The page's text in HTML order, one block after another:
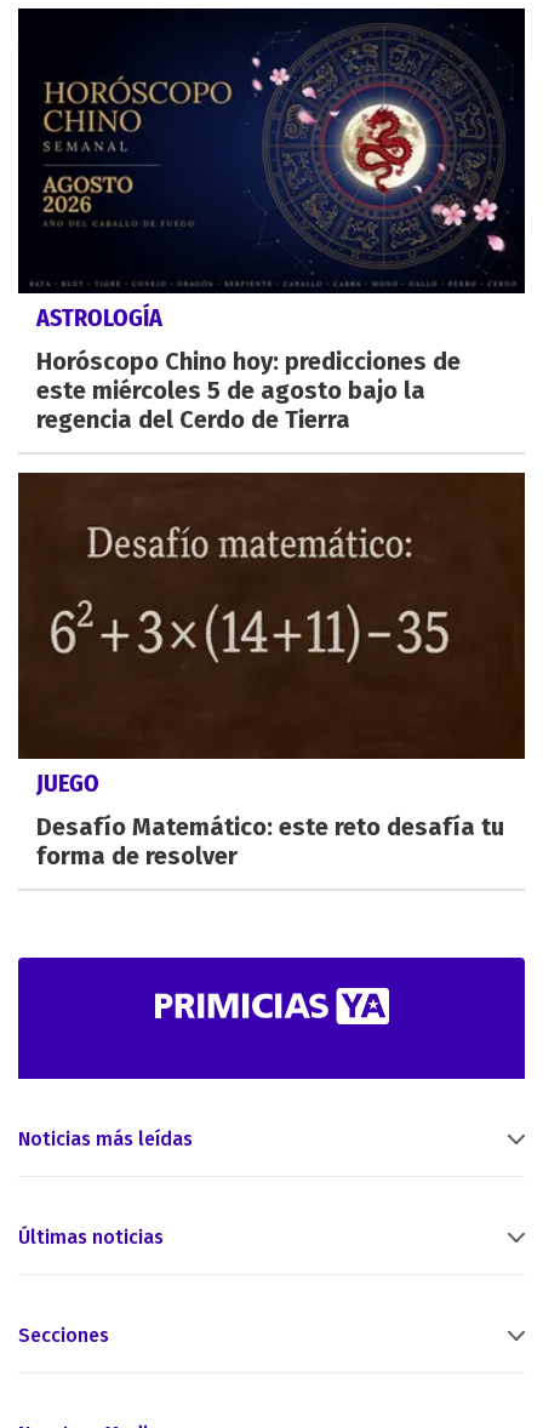
ASTROLOGÍA
Horóscopo Chino hoy: predicciones de
este miércoles 5 de agosto bajo la
regencia del Cerdo de Tierra
JUEGO
Desafío Matemático: este reto desafía tu
forma de resolver
Noticias más leídas
Últimas noticias
Secciones